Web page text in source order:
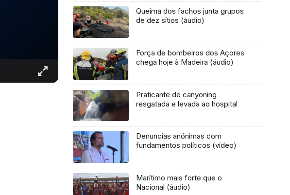
Queima dos fachos junta grupos
de dez sítios (áudio)
Força de bombeiros dos Açores
chega hoje à Madeira (áudio)
Praticante de canyoning
resgatada e levada ao hospital
Denuncias anónimas com
fundamentos políticos (vídeo)
Marítimo mais forte que o
Nacional (áudio)